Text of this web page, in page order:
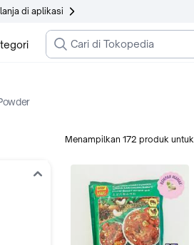
di aplikasi
Menampilkan 172 produk untuk